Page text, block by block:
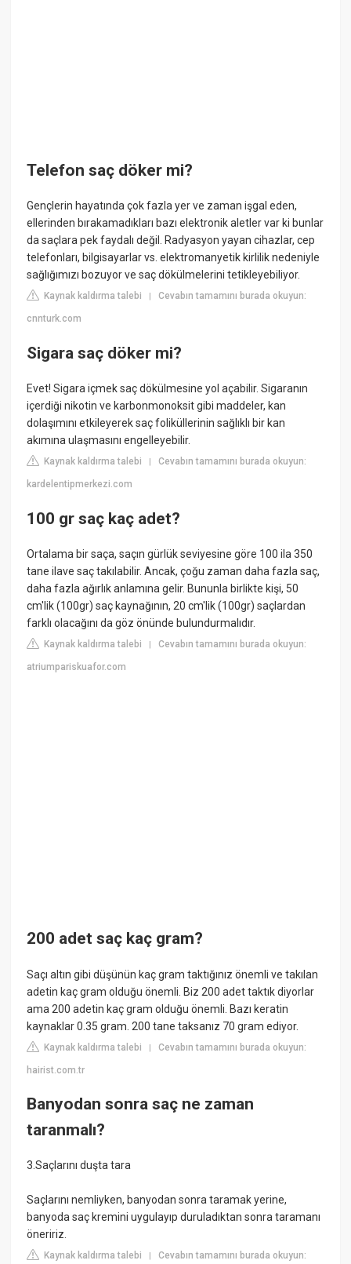
Telefon saç döker mi?
Gençlerin hayatında çok fazla yer ve zaman işgal eden,
ellerinden bırakamadıkları bazı elektronik aletler var ki bunlar
da saçlara pek faydalı değil. Radyasyon yayan cihazlar, cep
telefonları, bilgisayarlar vs. elektromanyetik kirlilik nedeniyle
sağlığımızı bozuyor ve saç dökülmelerini tetikleyebiliyor.
Kaynak kaldırma talebi |Cevabın tamamını burada okuyun:
cnnturk.com
Sigara saç döker mi?
Evet! Sigara içmek saç dökülmesine yol açabilir. Sigaranın
içerdiği nikotin ve karbonmonoksit gibi maddeler, kan
dolaşımını etkileyerek saç foliküllerinin sağlıklı bir kan
akımına ulaşmasını engelleyebilir.
Kaynak kaldırma talebi |Cevabın tamamını burada okuyun:
kardelentipmerkezi.com
100 gr saç kaç adet?
Ortalama bir saça, saçın gürlük seviyesine göre 100 ila 350
tane ilave saç takılabilir. Ancak, çoğu zaman daha fazla saç,
daha fazla ağırlık anlamına gelir. Bununla birlikte kişi, 50
cm'lik (100gr) saç kaynağının, 20 cm'lik (100gr) saçlardan
farklı olacağını da göz önünde bulundurmalıdır.
Kaynak kaldırma talebi |Cevabın tamamını burada okuyun:
atriumpariskuafor.com
200 adet saç kaç gram?
Saçı altın gibi düşünün kaç gram taktığınız önemli ve takılan
adetin kaç gram olduğu önemli. Biz 200 adet taktık diyorlar
ama 200 adetin kaç gram olduğu önemli. Bazı keratin
kaynaklar 0.35 gram. 200 tane taksanız 70 gram ediyor.
Kaynak kaldırma talebi |Cevabın tamamını burada okuyun:
hairist.com.tr
Banyodan sonra saç ne zaman
taranmalı?
3.Saçlarını duşta tara
Saçlarını nemliyken, banyodan sonra taramak yerine,
banyoda saç kremini uygulayıp duruladıktan sonra taramanı
öneririz.
Kaynak kaldırma talebi |Cevabın tamamını burada okuyun: